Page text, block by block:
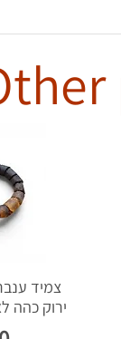
צמיד
ירוק כהה